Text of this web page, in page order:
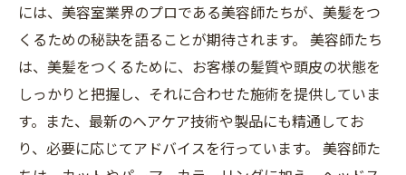
には、美容室業界のプロである美容師たちが、美髪をつ
くるための秘訣を語ることが期待されます。 美容師たち
は、美髪をつくるために、お客様の髪質や頭皮の状態を
しっかりと把握し、それに合わせた施術を提供していま
す。また、最新のヘアケア技術や製品にも精通してお
り、必要に応じてアドバイスを行っています。 美容師た